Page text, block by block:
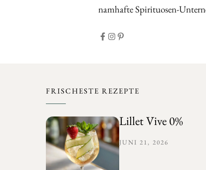
namhafte Spirituosen-
FRISCHESTE REZEPTE
Lillet Vive 0%
JUNI 21, 2026